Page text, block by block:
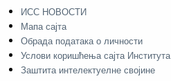
ИСС НОВОСТИ
Мапа сајта
Обрада података о личности
Услови коришћења сајта Института
Заштита интелектуелне својине